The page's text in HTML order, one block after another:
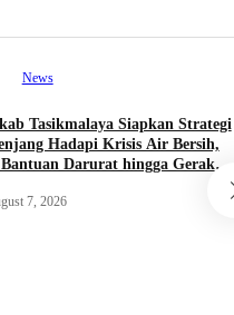
News
Tasikmalaya Siapkan Strategi
Hadapi Krisis Air Bersih,
Darurat hingga Gerakan
7, 2026